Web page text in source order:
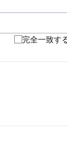
完全一致す